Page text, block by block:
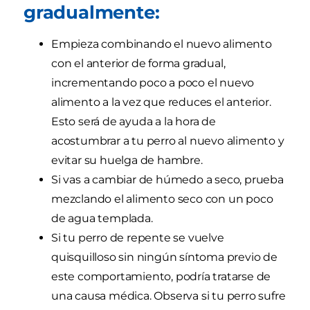
gradualmente:
Empieza combinando el nuevo alimento
con el anterior de forma gradual,
incrementando poco a poco el nuevo
alimento a la vez que reduces el anterior.
Esto será de ayuda a la hora de
acostumbrar a tu perro al nuevo alimento y
evitar su huelga de hambre.
Si vas a cambiar de húmedo a seco, prueba
mezclando el alimento seco con un poco
de agua templada.
Si tu perro de repente se vuelve
quisquilloso sin ningún síntoma previo de
este comportamiento, podría tratarse de
una causa médica. Observa si tu perro sufre